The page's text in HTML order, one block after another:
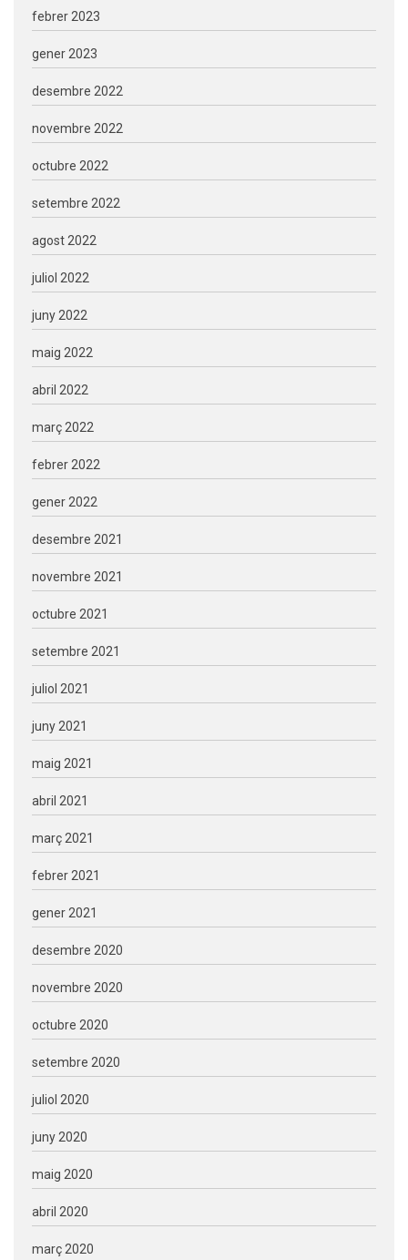
febrer 2023
gener 2023
desembre 2022
novembre 2022
octubre 2022
setembre 2022
agost 2022
juliol 2022
juny 2022
maig 2022
abril 2022
març 2022
febrer 2022
gener 2022
desembre 2021
novembre 2021
octubre 2021
setembre 2021
juliol 2021
juny 2021
maig 2021
abril 2021
març 2021
febrer 2021
gener 2021
desembre 2020
novembre 2020
octubre 2020
setembre 2020
juliol 2020
juny 2020
maig 2020
abril 2020
març 2020